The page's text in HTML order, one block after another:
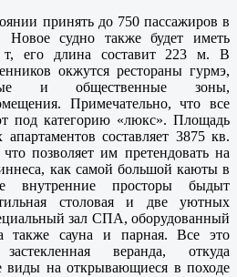
принять до 750 пассажиров в
Новое судно также будет иметь
т, его длина составит 223 м. В
окжутся рестораны гурмэ,
и общественные зоны,
Примечательно, что все
под категорию «люкс». Площадь
составляет 3875 кв.
позволяет им претендовать на
как самой большой каюты в
просторы быдыт
столовая и две уютных
зал СПА, оборудованный
также сауна и парная. Все это
веранда, откуда
виды на открывающиеся в походе